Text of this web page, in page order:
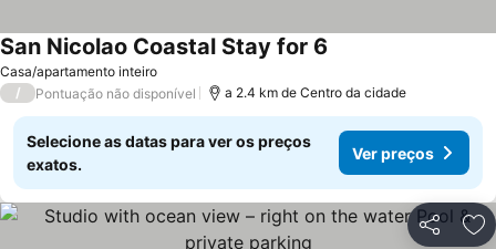
Casa/apartamento inteiro
San Nicolao Coastal Stay for 6
/ Pontuação não disponível a 2.4 km de Centro da cidade
Selecione as datas para ver os preços
exatos.
Ver preços
Partilhar